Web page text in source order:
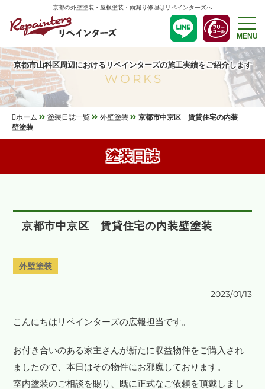
京都の外壁塗装・屋根塗装・雨漏り修理はリペインターズへ
MENU
京都市山科区周辺におけるリペインターズの施工実績をご紹介します
WORKS
ホーム 塗装日誌一覧 外壁塗装
京都市中京区 賃貸住宅の内装
壁塗装
塗装日誌
京都市中京区 賃貸住宅の内装壁塗装
外壁塗装
2023/01/13
こんにちはリペインターズの広報担当です。
お付き合いのある家主さんが新たに収益物件をご購入され
ましたので、本日はその物件にお邪魔しております。
室内塗装のご相談を賜り、既に正式なご依頼を頂戴しまし